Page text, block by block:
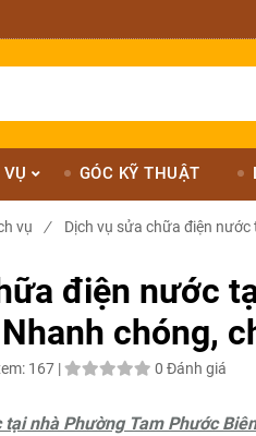
GÓC KỸ THUẬT
vụ / Dịch vụ sửa chữa điện
điện nước
chóng,
167 | 0 Đánh giá
nhà Phường Tam Phước